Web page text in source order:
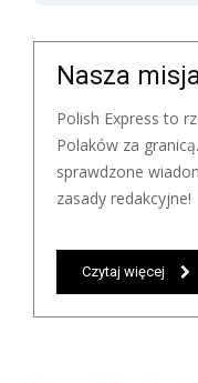
Nasza
Polish Express to
Polaków za
sprawdzone
zasady redakcyjne!
Czytaj więcej